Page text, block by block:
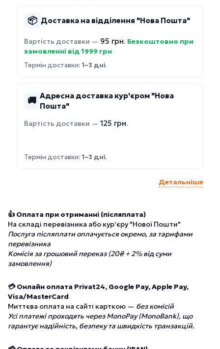
📦 Доставка на відділення "Нова Пошта"
Вартість доставки — 95 грн. Безкоштовно при
замовленні від 1999 грн
Термін доставки: 1–3 дні.
🚚 Адресна доставка кур'єром "Нова
Пошта"
Вартість доставки — 125 грн.
Термін доставки: 1–3 дні.
Детальніше
👍 Оплата при отриманні (післяплата)
На складі перевізника або курʼєру "Нової Пошти"
Послуга післяплати оплачується окремо, за тарифами
перевізника
Комісія за грошовий переказ (20₴ + 2% від суми
замовлення)
💳 Онлайн оплата Privat24, Google Pay, Apple Pay,
Visa/MasterCard
Миттєва оплата на сайті карткою — без комісій
Усі платежі проходять через MonoPay (MonoBank), що
гарантує надійність, безпеку та швидкість транзакцій.